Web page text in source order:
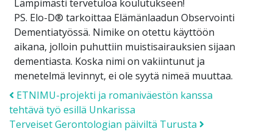
Lämpimästi tervetuloa koulutukseen!
PS. Elo-D® tarkoittaa Elämänlaadun Observointi
Dementiatyössä. Nimike on otettu käyttöön
aikana, jolloin puhuttiin muistisairauksien sijaan
dementiasta. Koska nimi on vakiintunut ja
menetelmä levinnyt, ei ole syytä nimeä muuttaa.
Post navigation
ETNIMU-projekti ja romaniväestön kanssa
tehtävä työ esillä Unkarissa
Terveiset Gerontologian päiviltä Turusta